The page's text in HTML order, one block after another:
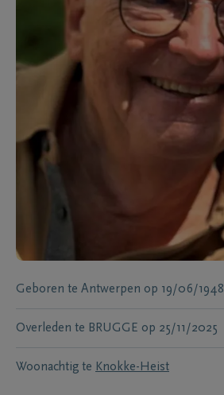
Geboren te Antwerpen op 19/06/1948
Overleden te BRUGGE op 25/11/2025
Woonachtig te Knokke-Heist